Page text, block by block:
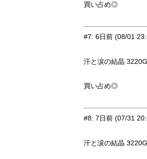
買い占め◎
#7: 6日前 (08/01
汗と涙の結晶
買い占め◎
#8: 7日前 (07/31
汗と涙の結晶